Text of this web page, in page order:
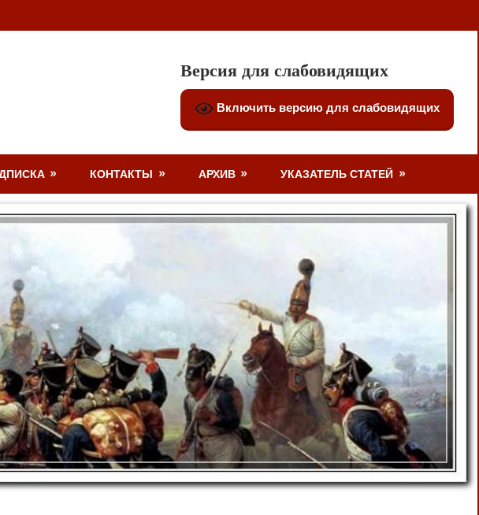
Версия для слабовидящих
Включить версию для слабовидящих
КОНТАКТЫ АРХИВ УКАЗАТЕЛЬ СТАТЕЙ